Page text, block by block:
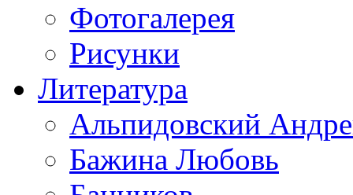
Фотогалерея
Рисунки
Литература
Альпидовский
Бажина Любовь